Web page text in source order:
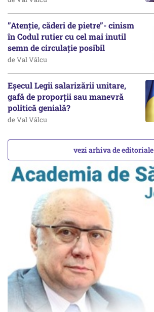
”Atenție, căderi de pietre”- cinism
în Codul rutier cu cel mai inutil
semn de circulație posibil
de Val Vâlcu
Eșecul Legii salarizării unitare,
gafă de proporții sau manevră
politică genială?
de Val Vâlcu
vezi arhiva de editoriale